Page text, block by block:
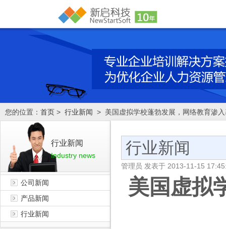
您的位置： 首页 > 行业新闻 > 美国虚拟学校蓬勃发展，网络教育渗
行业新闻
Industry news
公司新闻
产品新闻
行业新闻
行业新闻
管理员 发表于 2013-11-15
美国虚拟